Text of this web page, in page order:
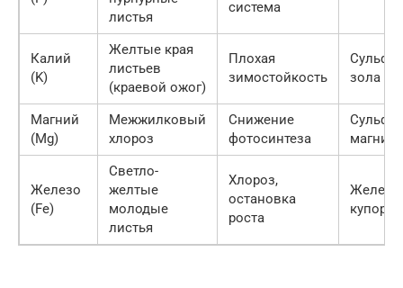
листья
система
Калий
(K)
Желтые края
листьев
(краевой ожог)
Плохая
зимостойкость
зола
Магний
(Mg)
Межжилковый
хлороз
Снижение
фотосинтеза
Сульфат
магния
Железо
(Fe)
Светло-
желтые
молодые
листья
Хлороз,
остановка
роста
купорос